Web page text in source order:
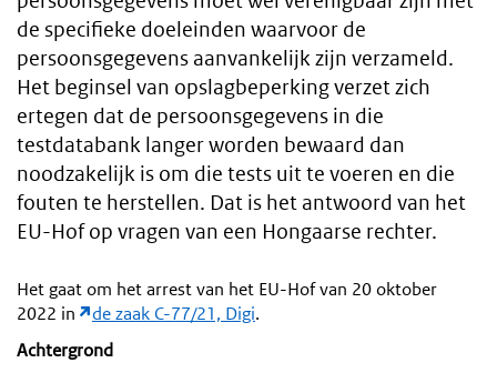
de specifieke doeleinden waarvoor de
persoonsgegevens aanvankelijk zijn verzameld.
Het beginsel van opslagbeperking verzet zich
ertegen dat de persoonsgegevens in die
testdatabank langer worden bewaard dan
noodzakelijk is om die tests uit te voeren en die
fouten te herstellen. Dat is het antwoord van het
EU-Hof op vragen van een Hongaarse rechter.
Het gaat om het arrest van het EU-Hof van 20 oktober
2022 in
de zaak C-77/21, Digi.
Achtergrond